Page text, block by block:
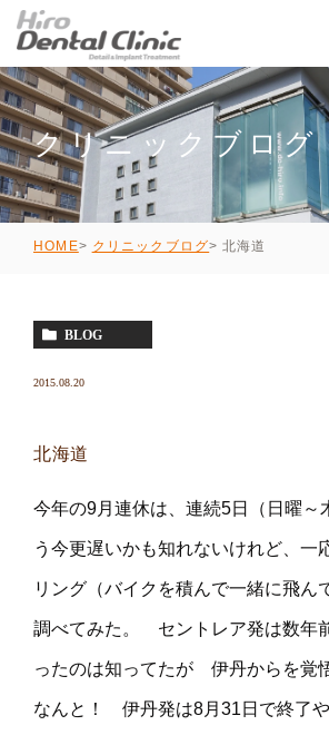
クリニックブログ
HOME クリニックブログ 北海道
BLOG
2015.08.20
北海道
今年の9月連休は、連続5日（日曜
う今更遅いかも知れないけれど、一
リング（バイクを積んで一緒に飛ん
調べてみた。 セントレア発は数年
ったのは知ってたが 伊丹からを覚
なんと！ 伊丹発は8月31日で終了